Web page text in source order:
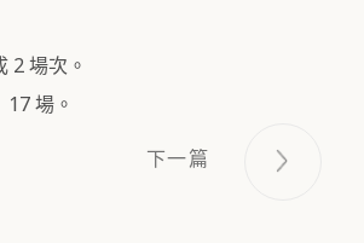
2 場次。
場。